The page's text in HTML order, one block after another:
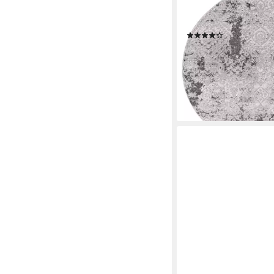
Lichteffekt je nach
mm
(18)
ab 49,99 € UVP71,49 €
-30%
lieferbar - in 2-3
+19